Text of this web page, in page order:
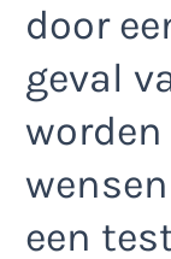
door
geval
een